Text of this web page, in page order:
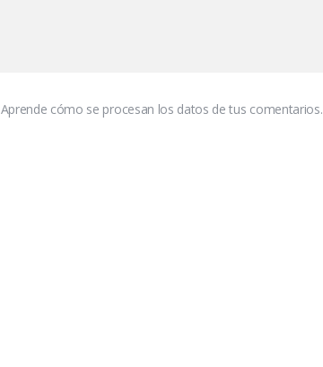
Aprende cómo se procesan los datos de tus comentarios.